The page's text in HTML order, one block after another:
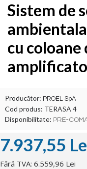
Sistem de
cu coloane
Producător: PROEL SpA
Cod produs: TERASA 4
Disponibilitate: PRE-
7.937,55
Fără TVA: 6.559,96 Lei